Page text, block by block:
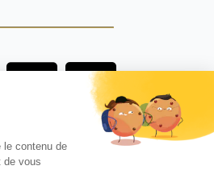
a professional?